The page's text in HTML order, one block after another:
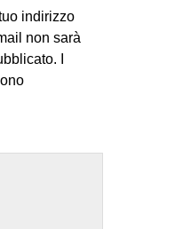
tuo indirizzo
non sarà